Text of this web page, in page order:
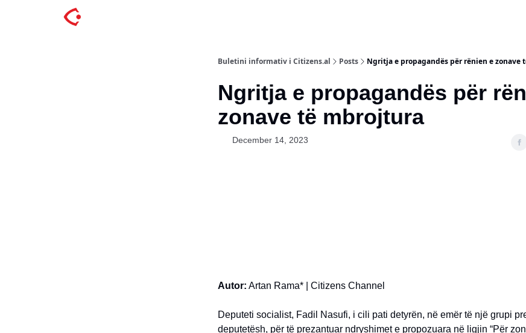
Buletini informativ i Citizens.al Posts Ngritja e propagandës për rënien e zonave
Ngritja e propagandës për
zonave të mbrojtura
December 14, 2023
Autor: Artan Rama* | Citizens Channel
Deputeti socialist, Fadil Nasufi, i cili pati detyrën, në emër të një grupi
deputetësh, për të prezantuar ndryshimet e propozuara në ligjin “Për